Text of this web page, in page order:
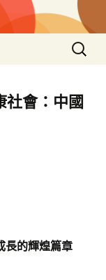
搜
尋
鍵
字:
社會：中國
長的輝煌篇章